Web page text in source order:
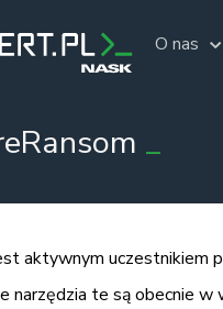
O nas
aktywnym uczestnikiem
narzędzia te są obecnie w